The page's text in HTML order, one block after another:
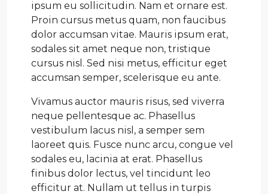
ipsum eu sollicitudin. Nam et ornare est.
Proin cursus metus quam, non faucibus
dolor accumsan vitae. Mauris ipsum erat,
sodales sit amet neque non, tristique
cursus nisl. Sed nisi metus, efficitur eget
accumsan semper, scelerisque eu ante.
Vivamus auctor mauris risus, sed viverra
neque pellentesque ac. Phasellus
vestibulum lacus nisl, a semper sem
laoreet quis. Fusce nunc arcu, congue vel
sodales eu, lacinia at erat. Phasellus
finibus dolor lectus, vel tincidunt leo
efficitur at. Nullam ut tellus in turpis